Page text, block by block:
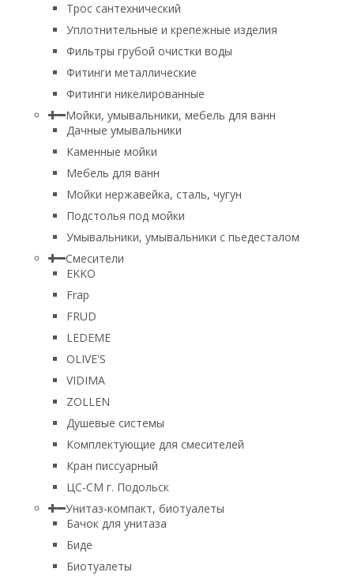
Трос сантехнический
Уплотнительные и крепежные изделия
Фильтры грубой очистки воды
Фитинги металлические
Фитинги никелированные
Мойки, умывальники, мебель для ванн
Дачные умывальники
Каменные мойки
Мебель для ванн
Мойки нержавейка, сталь, чугун
Подстолья под мойки
Умывальники, умывальники с пьедесталом
Смесители
EKKO
Frap
FRUD
LEDEME
OLIVE'S
VIDIMA
ZOLLEN
Душевые системы
Комплектующие для смесителей
Кран писсуарный
ЦС-СМ г. Подольск
Унитаз-компакт, биотуалеты
Бачок для унитаза
Биде
Биотуалеты